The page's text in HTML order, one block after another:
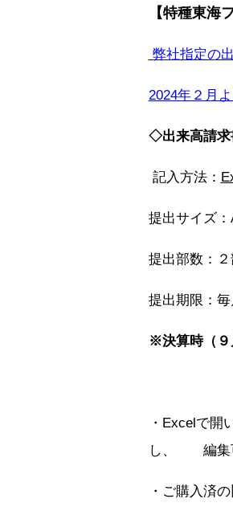
【特種東海
弊社指定の
2024年２月
◇出来高請求
記入方法：
提出サイズ
提出部数：２
提出期限：
※決算時（９
・Excelで開
し、 編集可
・ご購入済